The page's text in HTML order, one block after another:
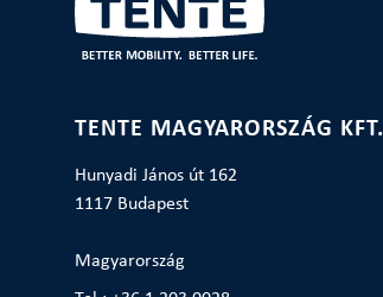
TENTE MAGYARORSZÁG KFT.
Hunyadi János út 162
1117 Budapest
Magyarország